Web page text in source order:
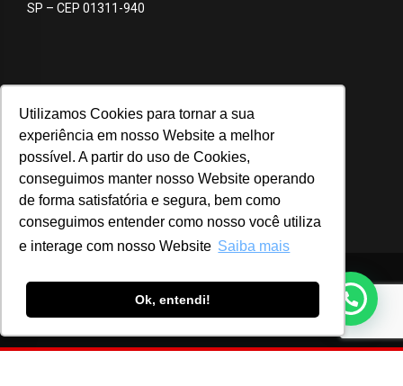
Utilizamos Cookies para tornar a sua
experiência em nosso Website a melhor
possível. A partir do uso de Cookies,
conseguimos manter nosso Website operando
de forma satisfatória e segura, bem como
conseguimos entender como nosso você utiliza
e interage com nosso Website Saiba mais
Ok, entendi!
SP – CEP 01311-940
© 2020 ABA – Associação Brasileira de Anunciantes
Login Notícias Advocacy Webinar